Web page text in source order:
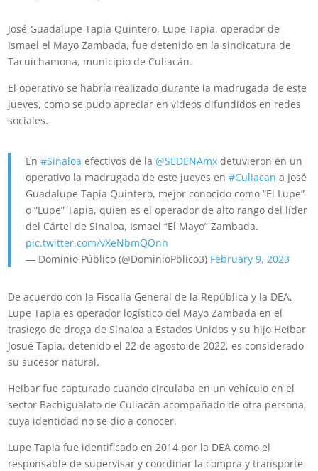
José Guadalupe Tapia Quintero, Lupe Tapia, operador de
Ismael el Mayo Zambada, fue detenido en la sindicatura de
Tacuichamona, municipio de Culiacán.
El operativo se habría realizado durante la madrugada de este
jueves, como se pudo apreciar en videos difundidos en redes
sociales.
En#Sinaloa efectivos de la@SEDENAmx detuvieron en un
operativo la madrugada de este jueves en#Culiacan a José
Guadalupe Tapia Quintero, mejor conocido como “El Lupe”
o “Lupe” Tapia, quien es el operador de alto rango del líder
del Cártel de Sinaloa, Ismael “El Mayo” Zambada.
pic.twitter.com/vXeNbmQOnh
— Dominio Público (@DominioPblico3) February 9, 2023
De acuerdo con la Fiscalía General de la República y la DEA,
Lupe Tapia es operador logístico del Mayo Zambada en el
trasiego de droga de Sinaloa a Estados Unidos y su hijo Heibar
Josué Tapia, detenido el 22 de agosto de 2022, es considerado
su sucesor natural.
Heibar fue capturado cuando circulaba en un vehículo en el
sector Bachigualato de Culiacán acompañado de otra persona,
cuya identidad no se dio a conocer.
Lupe Tapia fue identificado en 2014 por la DEA como el
responsable de supervisar y coordinar la compra y transporte